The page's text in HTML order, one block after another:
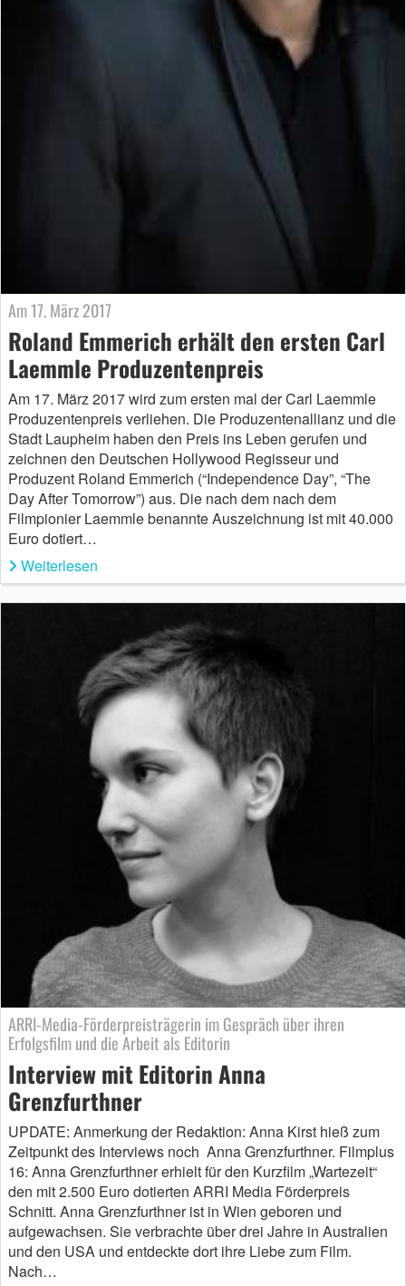
Am 17. März 2017
Roland Emmerich erhält den ersten Carl
Laemmle Produzentenpreis
Am 17. März 2017 wird zum ersten mal der Carl Laemmle
Produzentenpreis verliehen. Die Produzentenallianz und die
Stadt Laupheim haben den Preis ins Leben gerufen und
zeichnen den Deutschen Hollywood Regisseur und
Produzent Roland Emmerich (“Independence Day”, “The
Day After Tomorrow”) aus. Die nach dem nach dem
Filmpionier Laemmle benannte Auszeichnung ist mit 40.000
Euro dotiert…
Weiterlesen
ARRI-Media-Förderpreisträgerin im Gespräch über ihren
Erfolgsfilm und die Arbeit als Editorin
Interview mit Editorin Anna
Grenzfurthner
UPDATE: Anmerkung der Redaktion: Anna Kirst hieß zum
Zeitpunkt des Interviews noch Anna Grenzfurthner. Filmplus
16: Anna Grenzfurthner erhielt für den Kurzfilm „Wartezeit“
den mit 2.500 Euro dotierten ARRI Media Förderpreis
Schnitt. Anna Grenzfurthner ist in Wien geboren und
aufgewachsen. Sie verbrachte über drei Jahre in Australien
und den USA und entdeckte dort ihre Liebe zum Film.
Nach…